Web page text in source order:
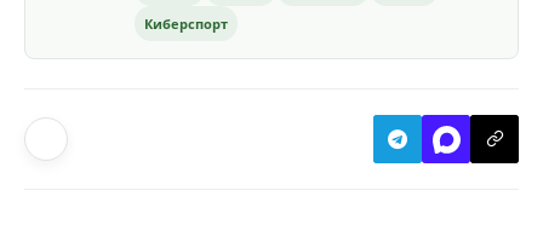
Киберспорт